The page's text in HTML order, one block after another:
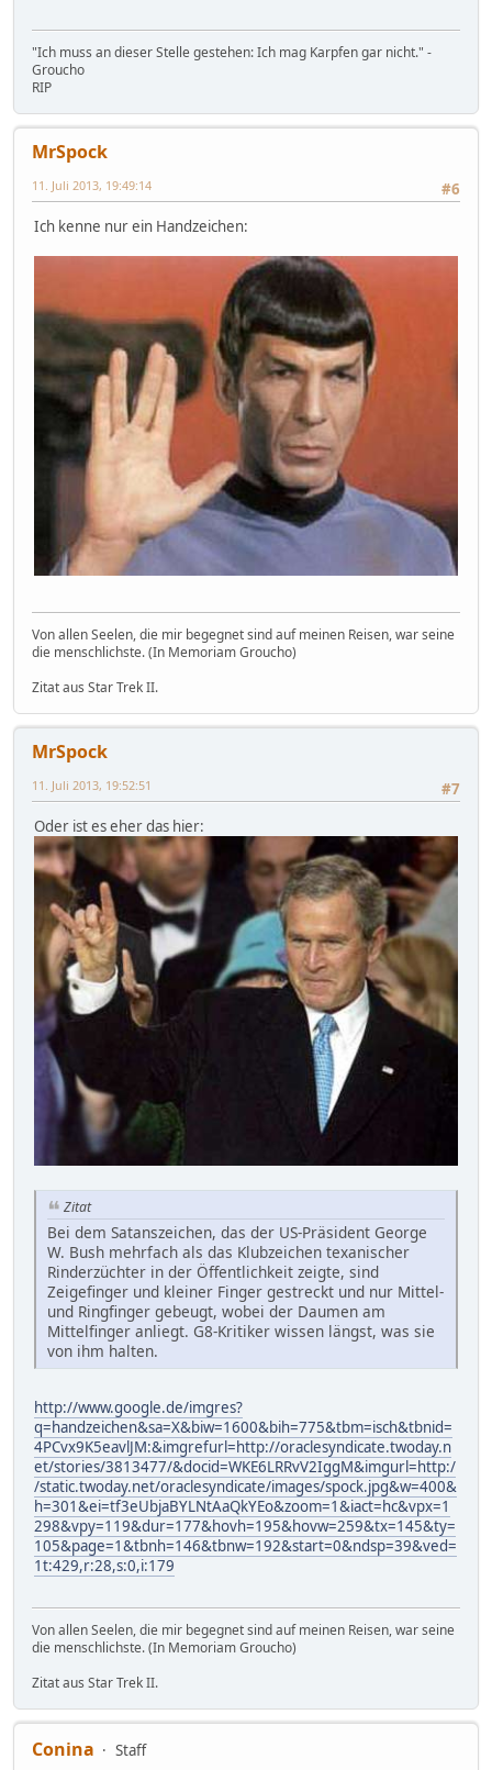
"Ich muss an dieser Stelle gestehen: Ich mag Karpfen gar nicht." -
Groucho
RIP
MrSpock
#6
11. Juli 2013, 19:49:14
Ich kenne nur ein Handzeichen:
Von allen Seelen, die mir begegnet sind auf meinen Reisen, war seine
die menschlichste. (In Memoriam Groucho)
Zitat aus Star Trek II.
MrSpock
#7
11. Juli 2013, 19:52:51
Oder ist es eher das hier:
Zitat
Bei dem Satanszeichen, das der US-Präsident George
W. Bush mehrfach als das Klubzeichen texanischer
Rinderzüchter in der Öffentlichkeit zeigte, sind
Zeigefinger und kleiner Finger gestreckt und nur Mittel-
und Ringfinger gebeugt, wobei der Daumen am
Mittelfinger anliegt. G8-Kritiker wissen längst, was sie
von ihm halten.
http://www.google.de/imgres?
q=handzeichen&sa=X&biw=1600&bih=775&tbm=isch&tbnid=
4PCvx9K5eavlJM:&imgrefurl=http://oraclesyndicate.twoday.n
et/stories/3813477/&docid=WKE6LRRvV2IggM&imgurl=http:/
/static.twoday.net/oraclesyndicate/images/spock.jpg&w=400&
h=301&ei=tf3eUbjaBYLNtAaQkYEo&zoom=1&iact=hc&vpx=1
298&vpy=119&dur=177&hovh=195&hovw=259&tx=145&ty=
105&page=1&tbnh=146&tbnw=192&start=0&ndsp=39&ved=
1t:429,r:28,s:0,i:179
Von allen Seelen, die mir begegnet sind auf meinen Reisen, war seine
die menschlichste. (In Memoriam Groucho)
Zitat aus Star Trek II.
Conina
Staff